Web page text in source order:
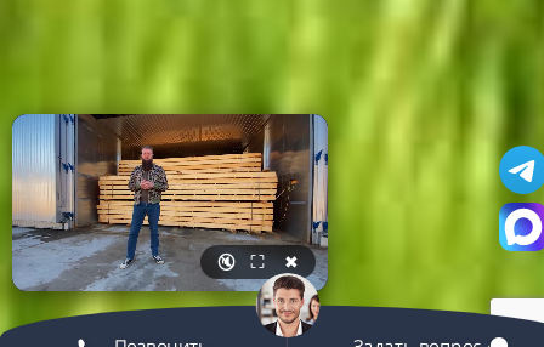
🔇 ⛶ ✖